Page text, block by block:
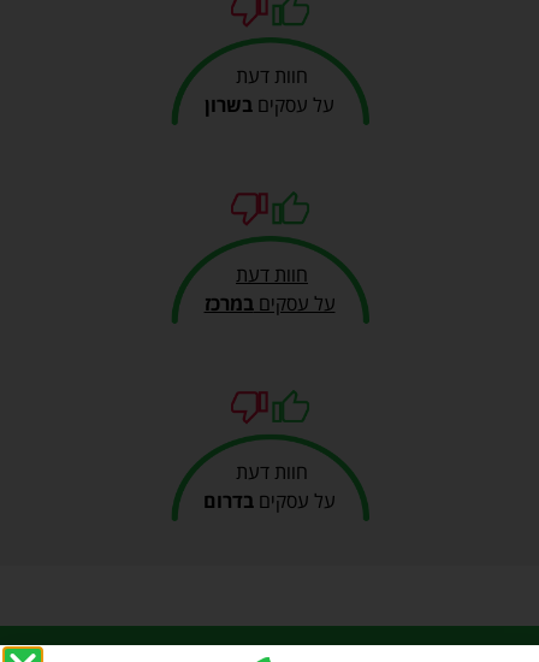
חוות דעת
על עסקים בשרון
חוות דעת
על עסקיםבמרכז
חוות דעת
על עסקים בדרום